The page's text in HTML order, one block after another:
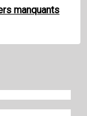
manquants